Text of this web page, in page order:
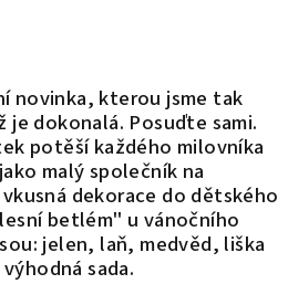
novinka, kterou jsme tak
dokonalá. Posuďte sami.
potěší každého milovníka
malý společník na
dekorace do dětského
betlém" u vánočního
jelen, laň, medvěd, liška
sada.